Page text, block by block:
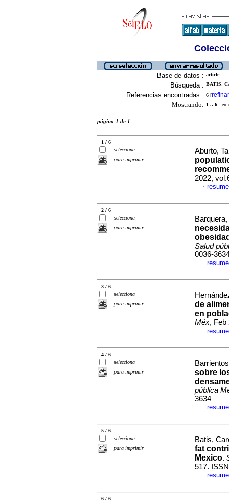
Base de datos : article
Búsqueda : BATIS,
Referencias encontradas : 6 [refinar
Mostrando: 1 .. 6 en
página 1 de 1
1 / 6
selecciona
para imprimir
Aburto,
2022,
·
2 / 6
selecciona
para imprimir
Salud
0036-
·
3 / 6
selecciona
para imprimir
de
en
Méx, Feb
·
4 / 6
selecciona
para imprimir
sobre
pública
3634
·
5 / 6
selecciona
para imprimir
Batis,
fat
Mexico.
517.
·
6 / 6